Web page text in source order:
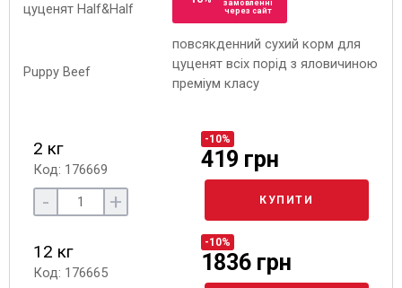
замовленні
через сайт
повсякденний сухий корм для
цуценят всіх порід з яловичиною
преміум класу
2 кг
Код: 176669
-10%
419 грн
- + КУПИТИ
12 кг
Код: 176665
-10%
1836 грн